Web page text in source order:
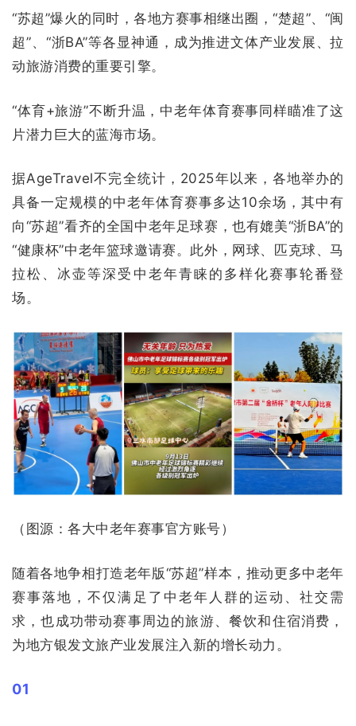
“苏超”爆火的同时，各地方赛事相继出圈，“楚超”、“闽
超”、“浙BA”等各显神通，成为推进文体产业发展、拉
动旅游消费的重要引擎。
“体育+旅游”不断升温，中老年体育赛事同样瞄准了这
片潜力巨大的蓝海市场。
据AgeTravel不完全统计，2025年以来，各地举办的
具备一定规模的中老年体育赛事多达10余场，其中有
向“苏超”看齐的全国中老年足球赛，也有媲美“浙BA”的
“健康杯”中老年篮球邀请赛。此外，网球、匹克球、马
拉松、冰壶等深受中老年青睐的多样化赛事轮番登
场。
（图源：各大中老年赛事官方账号）
随着各地争相打造老年版“苏超”样本，推动更多中老年
赛事落地，不仅满足了中老年人群的运动、社交需
求，也成功带动赛事周边的旅游、餐饮和住宿消费，
为地方银发文旅产业发展注入新的增长动力。
01